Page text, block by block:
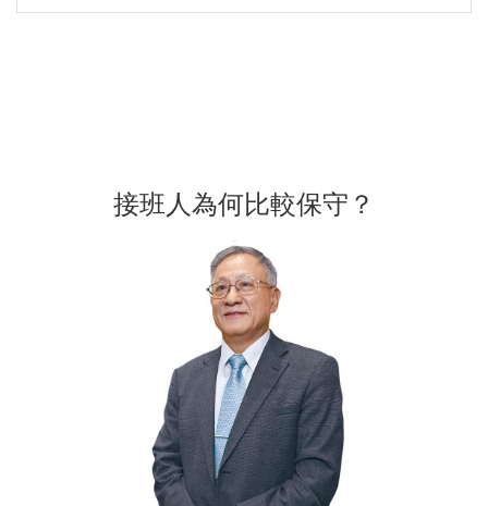
接班人為何比較保守？